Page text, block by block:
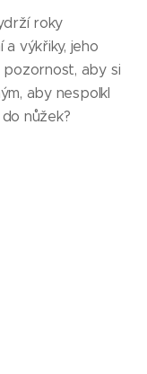
roky
výkřiky, jeho
pozornost, aby si
aby nespolkl
nůžek?